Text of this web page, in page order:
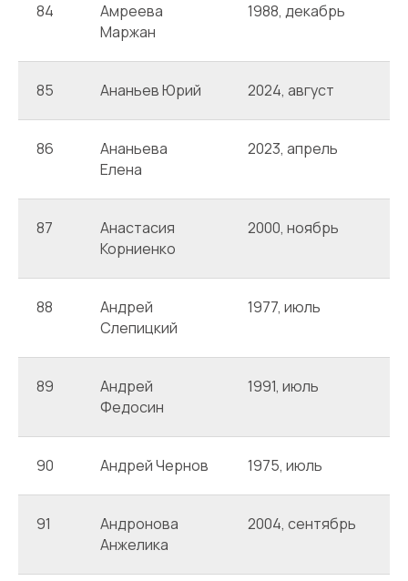
84
Амреева
Маржан
1988, декабрь
85 Ананьев Юрий 2024, август
86
Ананьева
Елена
2023, апрель
87
Анастасия
Корниенко
2000, ноябрь
88
Андрей
Слепицкий
1977, июль
89
Андрей
Федосин
1991, июль
90 Андрей Чернов 1975, июль
91
Андронова
Анжелика
2004, сентябрь